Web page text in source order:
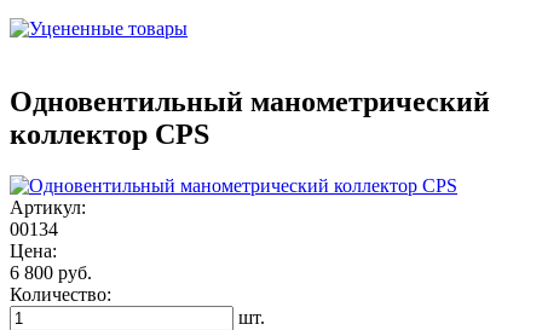
Одновентильный манометрический
коллектор CPS
Артикул:
00134
Цена:
6 800 руб.
Количество:
шт.